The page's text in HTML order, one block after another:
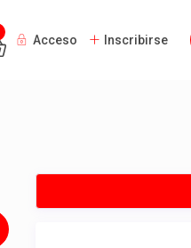
Acceso Inscribirse